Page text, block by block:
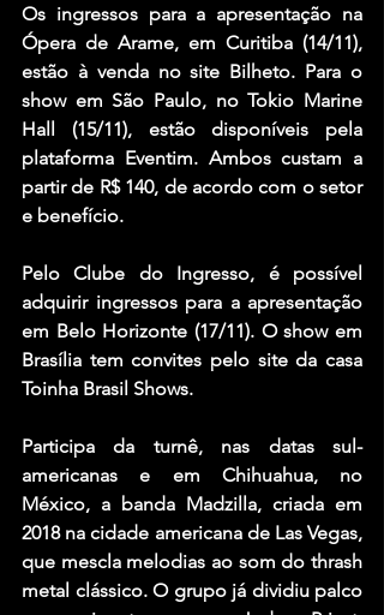
Os ingressos para a apresentação na
Ópera de Arame, em Curitiba (14/11),
estão à venda no site Bilheto. Para o
show em São Paulo, no Tokio Marine
Hall (15/11), estão disponíveis pela
plataforma Eventim. Ambos custam a
partir de R$ 140, de acordo com o setor
e benefício.
Pelo Clube do Ingresso, é possível
adquirir ingressos para a apresentação
em Belo Horizonte (17/11). O show em
Brasília tem convites pelo site da casa
Toinha Brasil Shows.
Participa da turnê, nas datas sul-
americanas e em Chihuahua, no
México, a banda Madzilla, criada em
2018 na cidade americana de Las Vegas,
que mescla melodias ao som do thrash
metal clássico. O grupo já dividiu palco